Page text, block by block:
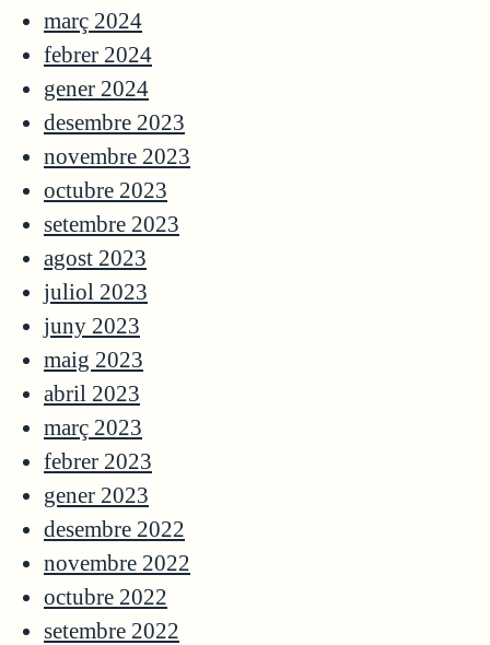
març 2024
febrer 2024
gener 2024
desembre 2023
novembre 2023
octubre 2023
setembre 2023
agost 2023
juliol 2023
juny 2023
maig 2023
abril 2023
març 2023
febrer 2023
gener 2023
desembre 2022
novembre 2022
octubre 2022
setembre 2022